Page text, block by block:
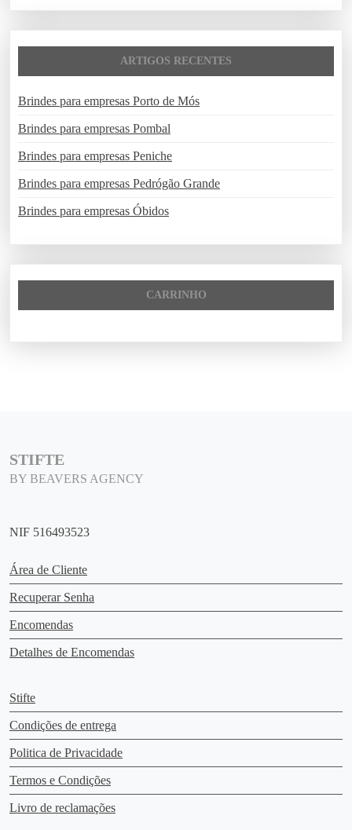
ARTIGOS RECENTES
Brindes para empresas Porto de Mós
Brindes para empresas Pombal
Brindes para empresas Peniche
Brindes para empresas Pedrógão Grande
Brindes para empresas Óbidos
CARRINHO
STIFTE
BY BEAVERS AGENCY
NIF 516493523
Área de Cliente
Recuperar Senha
Encomendas
Detalhes de Encomendas
Stifte
Condições de entrega
Politica de Privacidade
Termos e Condições
Livro de reclamações